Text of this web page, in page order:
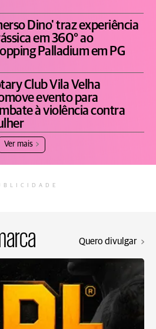
Dino' traz experiência
em 360° ao
Palladium em PG
Club Vila Velha
evento para
à violência contra
Ver mais
Quero divulgar